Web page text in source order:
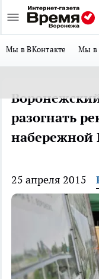
Мы в ВКонтакте Мы в
разогнать
набережной
25 апреля 2015